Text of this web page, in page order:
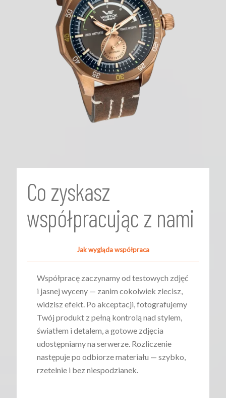
Co zyskasz
współpracując z nami
Jak wygląda współpraca
Współpracę zaczynamy od testowych zdjęć
i jasnej wyceny — zanim cokolwiek zlecisz,
widzisz efekt. Po akceptacji, fotografujemy
Twój produkt z pełną kontrolą nad stylem,
światłem i detalem, a gotowe zdjęcia
udostępniamy na serwerze. Rozliczenie
następuje po odbiorze materiału — szybko,
rzetelnie i bez niespodzianek.